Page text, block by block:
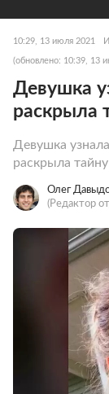
10:29, 13 июля 2021
(обновлено: 10:39, 13
Девушка
раскрыла
Девушка
раскрыла
Олег
(Редактор